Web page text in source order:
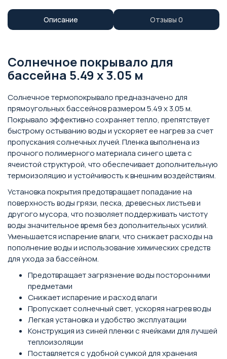
Описание Отзывы 0
Солнечное покрывало для
бассейна 5.49 х 3.05 м
Солнечное термопокрывало предназначено для
прямоугольных бассейнов размером 5.49 х 3.05 м.
Покрывало эффективно сохраняет тепло, препятствует
быстрому остыванию воды и ускоряет ее нагрев за счет
пропускания солнечных лучей. Пленка выполнена из
прочного полимерного материала синего цвета с
ячеистой структурой, что обеспечивает дополнительную
термоизоляцию и устойчивость к внешним воздействиям.
Установка покрытия предотвращает попадание на
поверхность воды грязи, песка, древесных листьев и
другого мусора, что позволяет поддерживать чистоту
воды значительное время без дополнительных усилий.
Уменьшается испарение влаги, что снижает расходы на
пополнение воды и использование химических средств
для ухода за бассейном.
Предотвращает загрязнение воды посторонними
предметами
Снижает испарение и расход влаги
Пропускает солнечный свет, ускоряя нагрев воды
Легкая установка и удобство эксплуатации
Конструкция из синей пленки с ячейками для лучшей
теплоизоляции
Поставляется с удобной сумкой для хранения